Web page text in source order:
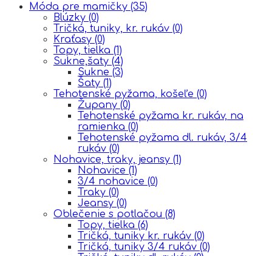
Móda pre mamičky (35)
Blúzky (0)
Tričká, tuniky, kr. rukáv (0)
Kraťasy (0)
Topy, tielka (1)
Sukne,šaty (4)
Sukne (3)
Šaty (1)
Tehotenské pyžama, košeľe (0)
Župany (0)
Tehotenské pyžama kr. rukáv, na
ramienka (0)
Tehotenské pyžama dl. rukáv, 3/4
rukáv (0)
Nohavice, traky, jeansy (1)
Nohavice (1)
3/4 nohavice (0)
Traky (0)
Jeansy (0)
Oblečenie s potlačou (8)
Topy, tielka (6)
Tričká, tuniky kr. rukáv (0)
Tričká, tuniky 3/4 rukáv (0)